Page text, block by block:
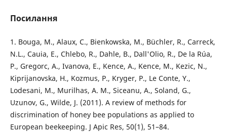
Посилання
1. Bouga, M., Alaux, C., Bienkowska, M., Büchler, R., Carreck,
N.L., Cauia, E., Chlebo, R., Dahle, B., Dall'Olio, R., De la Rúa,
P., Gregorc, A., Ivanova, E., Kence, A., Kence, M., Kezic, N.,
Kiprijanovska, H., Kozmus, P., Kryger, P., Le Conte, Y.,
Lodesani, M., Murilhas, A. M., Siceanu, A., Soland, G.,
Uzunov, G., Wilde, J. (2011). A review of methods for
discrimination of honey bee populations as applied to
European beekeeping. J Apic Res, 50(1), 51–84.